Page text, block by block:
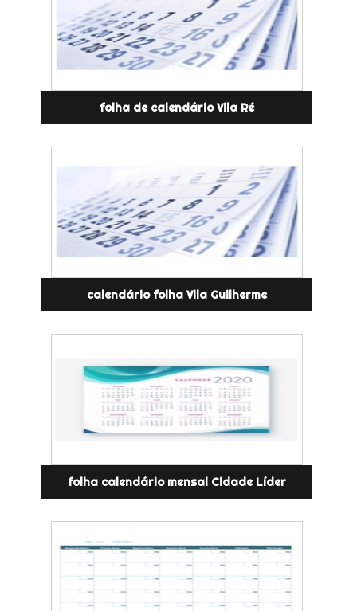
folha de calendário Vila Ré
calendário folha Vila Guilherme
folha calendário mensal Cidade Líder